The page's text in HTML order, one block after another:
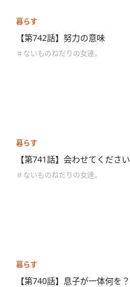
暮らす
【第742話】努力の意味
＃ないものねだりの女達。
暮らす
【第741話】会わせてください
＃ないものねだりの女達。
暮らす
【第740話】息子が一体何を？